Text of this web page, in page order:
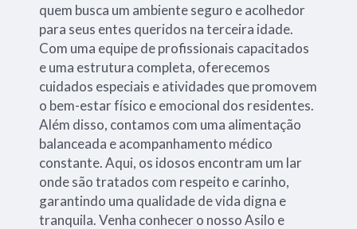
quem busca um ambiente seguro e acolhedor
para seus entes queridos na terceira idade.
Com uma equipe de profissionais capacitados
e uma estrutura completa, oferecemos
cuidados especiais e atividades que promovem
o bem-estar físico e emocional dos residentes.
Além disso, contamos com uma alimentação
balanceada e acompanhamento médico
constante. Aqui, os idosos encontram um lar
onde são tratados com respeito e carinho,
garantindo uma qualidade de vida digna e
tranquila. Venha conhecer o nosso Asilo e